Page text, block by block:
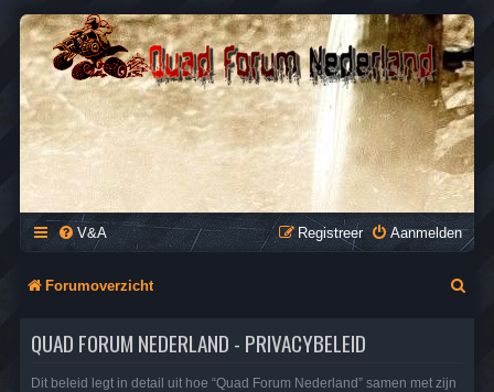
QUAD FORUM NEDERLAND
Het Quad Forum van Nederland en Vlaanderen, voor al je
vragen en antwoorden over Quads en ATV's.
V&A Aanmelden
Registreer
Forumoverzicht
QUAD FORUM NEDERLAND - PRIVACYBELEID
Dit beleid legt in detail uit hoe “Quad Forum Nederland” samen met zijn